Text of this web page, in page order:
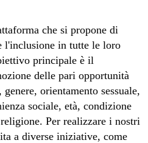
che si propone di
l'inclusione in tutte le loro
principale è il
delle pari opportunità
orientamento sessuale,
sociale, età, condizione
Per realizzare i nostri
a diverse iniziative, come